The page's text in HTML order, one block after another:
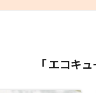
「 エコキ